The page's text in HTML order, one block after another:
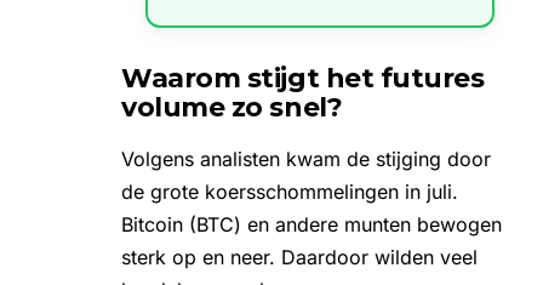
Waarom stijgt het futures
volume zo snel?
Volgens analisten kwam de stijging door
de grote koersschommelingen in juli.
Bitcoin (BTC) en andere munten bewogen
sterk op en neer. Daardoor wilden veel